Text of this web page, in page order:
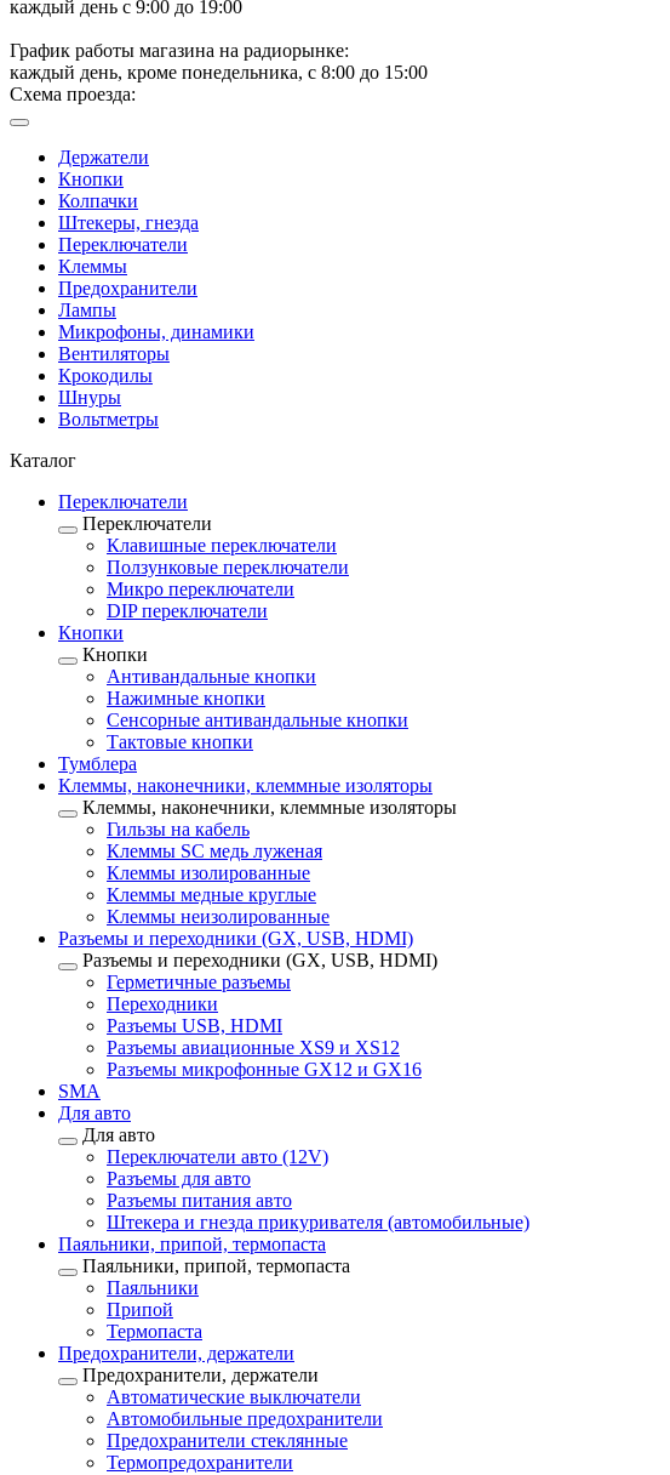
каждый день с 9:00 до 19:00
График работы магазина на радиорынке:
каждый день, кроме понедельника, с 8:00 до 15:00
Схема проезда:
Держатели
Кнопки
Колпачки
Штекеры, гнезда
Переключатели
Клеммы
Предохранители
Лампы
Микрофоны, динамики
Вентиляторы
Крокодилы
Шнуры
Вольтметры
Каталог
Переключатели
Переключатели
Клавишные переключатели
Ползунковые переключатели
Микро переключатели
DIP переключатели
Кнопки
Кнопки
Антивандальные кнопки
Нажимные кнопки
Сенсорные антивандальные кнопки
Тактовые кнопки
Тумблера
Клеммы, наконечники, клеммные изоляторы
Клеммы, наконечники, клеммные изоляторы
Гильзы на кабель
Клеммы SC медь луженая
Клеммы изолированные
Клеммы медные круглые
Клеммы неизолированные
Разъемы и переходники (GX, USB, HDMI)
Разъемы и переходники (GX, USB, HDMI)
Герметичные разъемы
Переходники
Разъемы USB, HDMI
Разъемы авиационные XS9 и XS12
Разъемы микрофонные GX12 и GX16
SMA
Для авто
Для авто
Переключатели авто (12V)
Разъемы для авто
Разъемы питания авто
Штекера и гнезда прикуривателя (автомобильные)
Паяльники, припой, термопаста
Паяльники, припой, термопаста
Паяльники
Припой
Термопаста
Предохранители, держатели
Предохранители, держатели
Автоматические выключатели
Автомобильные предохранители
Предохранители стеклянные
Термопредохранители